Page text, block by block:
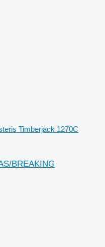
Timberjack 1270C
BREAKING